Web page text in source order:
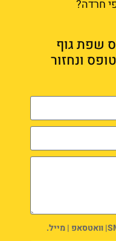
חרדה?
שפת גוף
ונחזור